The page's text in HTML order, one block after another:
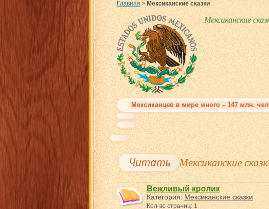
Главная >Мексиканские сказки
Мексиканские
Мексиканцев в мире много – 147 млн.
Читать Мексиканские
Вежливый кролик
Категория:Мексиканские сказки
Кол-во страниц: 1